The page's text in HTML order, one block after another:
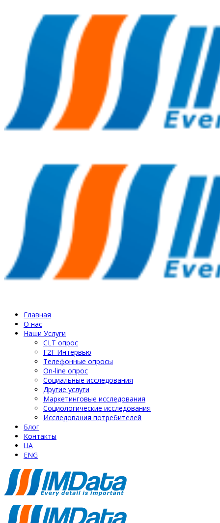
Главная
О нас
Наши Услуги
СLT опрос
F2F Интервью
Телефонные опросы
On-line опрос
Социальные исследования
Другие услуги
Маркетинговые исследования
Социологические исследования
Исследования потребителей
Блог
Контакты
UA
ENG